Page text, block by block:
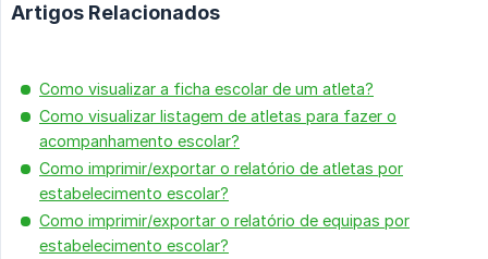
Artigos Relacionados
Como visualizar a ficha escolar de um atleta?
Como visualizar listagem de atletas para fazer o
acompanhamento escolar?
Como imprimir/exportar o relatório de atletas por
estabelecimento escolar?
Como imprimir/exportar o relatório de equipas por
estabelecimento escolar?